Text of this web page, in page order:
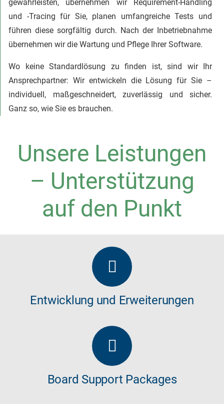
gewährleisten, übernehmen wir Requirement-Handling
und -Tracing für Sie, planen umfangreiche Tests und
führen diese sorgfältig durch. Nach der Inbetriebnahme
übernehmen wir die Wartung und Pflege Ihrer Software.
Wo keine Standardlösung zu finden ist, sind wir Ihr
Ansprechpartner: Wir entwickeln die Lösung für Sie –
individuell, maßgeschneidert, zuverlässig und sicher.
Ganz so, wie Sie es brauchen.
Unsere Leistungen
– Unterstützung
auf den Punkt
Entwicklung und Erweiterungen
Board Support Packages